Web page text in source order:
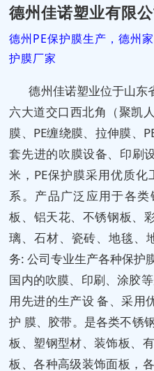
德州佳诺塑业有限
德州PE保护膜生产，德州
护膜厂家
德州佳诺塑业位于山东
六大道交口西北角（聚凯
膜、PE缠绕膜、拉伸膜、
套先进的吹膜设备、印刷
米，PE保护膜采用优质
系。产品广泛应用于各
板、铝天花、不锈钢板、
璃、石材、瓷砖、地毯、
务: 公司专业生产各种保护
国内的吹膜、印刷、涂胶
用先进的生产设 备、采用
护 膜、胶带。是各类不锈
板、塑钢型材、装饰板、
板、各种高级装饰面板，